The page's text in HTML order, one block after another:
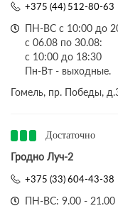
+375 (44) 512-80-63
ПН-ВС с 10:00 до
с 06.08 по 30.08:
с 10:00 до 18:30
Пн-Вт - выходные.
Гомель, пр. Победы,
Достаточно
Гродно Луч-2
+375 (33) 604-43-38
ПН-ВС: 9.00 - 21.00